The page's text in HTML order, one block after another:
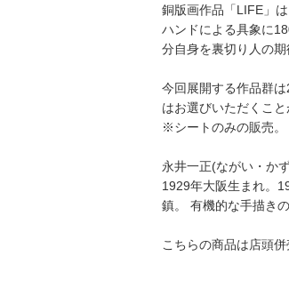
銅版画作品「LIFE」
ハンドによる具象に
分自身を裏切り人の
今回展開する作品群
はお選びいただくこ
※シートのみの販売。
永井一正(ながい・か
1929年大阪生まれ。
鎮。 有機的な手描き
こちらの商品は店頭